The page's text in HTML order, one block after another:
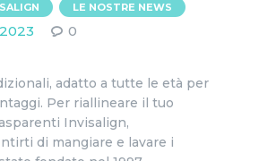
LE NOSTRE NEWS
0
adatto a tutte le età per
Per riallineare il tuo
Invisalign,
di mangiare e lavare i